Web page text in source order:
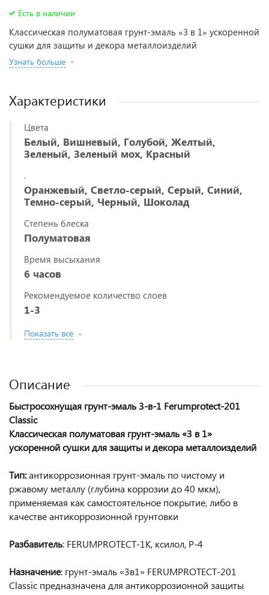
Есть в наличии
Классическая полуматовая грунт-эмаль «3 в 1» ускоренной
сушки для защиты и декора металлоизделий
Узнать больше
Характеристики
Цвета
Белый, Вишневый, Голубой, Желтый,
Зеленый, Зеленый мох, Красный
.
Оранжевый, Светло-серый, Серый, Синий,
Темно-серый, Черный, Шоколад
Степень блеска
Полуматовая
Время высыхания
6 часов
Рекомендуемое количество слоев
1-3
Показать всё
Описание
Быстросохнущая грунт-эмаль 3-в-1 Ferumprotect-201
Classic
Классическая полуматовая грунт-эмаль «3 в 1»
ускоренной сушки для защиты и декора металлоизделий
Тип:антикоррозионная грунт-эмаль по чистому и
ржавому металлу (глубина коррозии до 40 мкм),
применяемая как самостоятельное покрытие, либо в
качестве антикоррозионной грунтовки
Разбавитель: FERUMPROTECT-1K, ксилол, Р-4
Назначение: грунт-эмаль «3в1» FERUMPROTECT-201
Сlassic предназначена для антикоррозионной защиты